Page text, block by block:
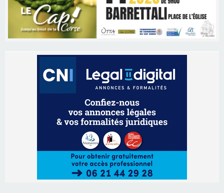
Les brèves
Ucciani – Marché des producteurs à Cruculi le
Corte – L’association A Nuciola organise une
projection sous les étoiles